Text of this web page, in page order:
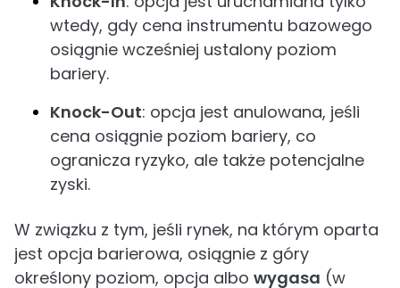
wtedy, gdy cena instrumentu bazowego
osiągnie wcześniej ustalony poziom
bariery.
Knock-Out: opcja jest anulowana, jeśli
cena osiągnie poziom bariery, co
ogranicza ryzyko, ale także potencjalne
zyski.
W związku z tym, jeśli rynek, na którym oparta
jest opcja barierowa, osiągnie z góry
określony poziom, opcja albo wygasa (w